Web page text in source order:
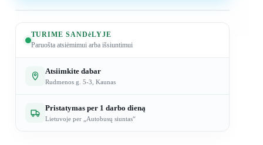
125 TURIME SANDėLYJE
Paruošta atsiėmimui arba išsiuntimui
Atsiimkite dabar
Rudmenos g. 5-3, Kaunas
Pristatymas per 1 darbo dieną
Lietuvoje per „Autobusų siuntas“